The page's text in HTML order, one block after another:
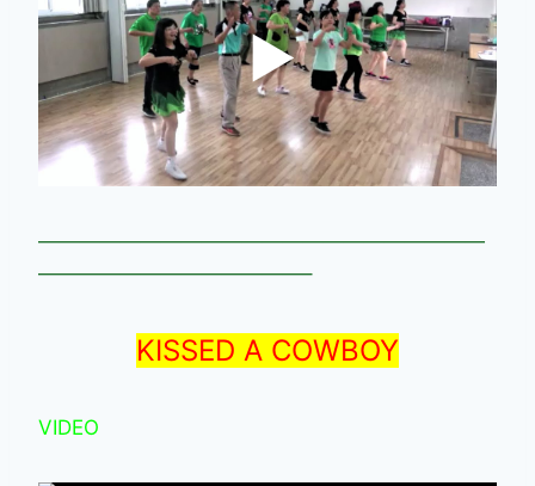
——————————————————————
—————————————–
KISSED A COWBOY
VIDEO